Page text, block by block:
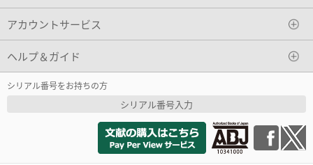
アカウントサービス
ヘルプ＆ガイド
シリアル番号をお持ちの方
シリアル番号入力